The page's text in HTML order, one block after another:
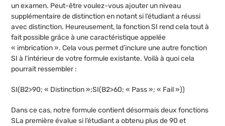
un examen. Peut-être voulez-vous ajouter un niveau
supplémentaire de distinction en notant si l’étudiant a réussi
avec distinction. Heureusement, la fonction SI rend cela tout à
fait possible grâce à une caractéristique appelée
« imbrication ». Cela vous permet d’inclure une autre fonction
SI à l’intérieur de votre formule existante. Voilà à quoi cela
pourrait ressembler :
SI(B2>90; « Distinction »;SI(B2>60; « Pass »; « Fail »))
Dans ce cas, notre formule contient désormais deux fonctions
SLa première évalue si l’étudiant a obtenu plus de 90 et